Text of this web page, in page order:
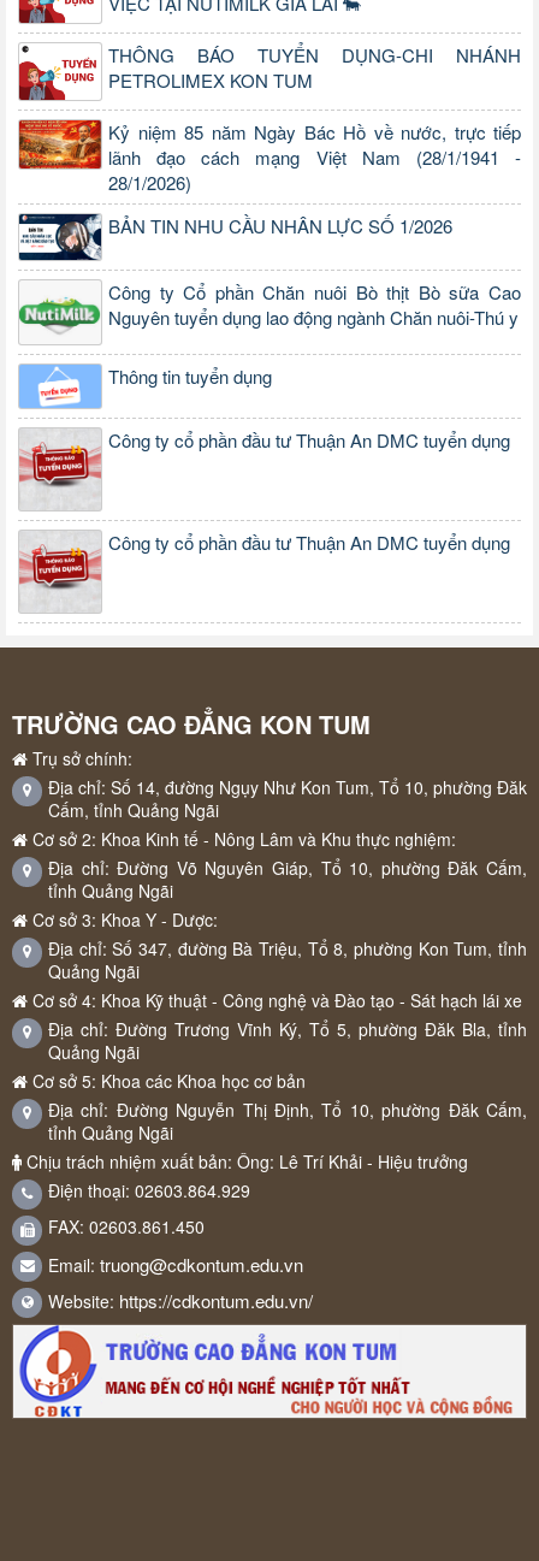
THÔNG BÁO TUYỂN DỤNG-CHI NHÁNH
PETROLIMEX KON TUM
Kỷ niệm 85 năm Ngày Bác Hồ về nước, trực tiếp
lãnh đạo cách mạng Việt Nam (28/1/1941 -
28/1/2026)
BẢN TIN NHU CẦU NHÂN LỰC SỐ 1/2026
Công ty Cổ phần Chăn nuôi Bò thịt Bò sữa Cao
Nguyên tuyển dụng lao động ngành Chăn nuôi-Thú y
Thông tin tuyển dụng
Công ty cổ phần đầu tư Thuận An DMC tuyển dụng
Công ty cổ phần đầu tư Thuận An DMC tuyển dụng
TRƯỜNG CAO ĐẲNG KON TUM
Trụ sở chính:
Địa chỉ: Số 14, đường Ngụy Như Kon Tum, Tổ 10, phường Đăk
Cấm, tỉnh Quảng Ngãi
Cơ sở 2: Khoa Kinh tế - Nông Lâm và Khu thực nghiệm:
Địa chỉ: Đường Võ Nguyên Giáp, Tổ 10, phường Đăk Cấm,
tỉnh Quảng Ngãi
Cơ sở 3: Khoa Y - Dược:
Địa chỉ: Số 347, đường Bà Triệu, Tổ 8, phường Kon Tum, tỉnh
Quảng Ngãi
Cơ sở 4: Khoa Kỹ thuật - Công nghệ và Đào tạo - Sát hạch lái xe
Địa chỉ: Đường Trương Vĩnh Ký, Tổ 5, phường Đăk Bla, tỉnh
Quảng Ngãi
Cơ sở 5: Khoa các Khoa học cơ bản
Địa chỉ: Đường Nguyễn Thị Định, Tổ 10, phường Đăk Cấm,
tỉnh Quảng Ngãi
Chịu trách nhiệm xuất bản: Ông: Lê Trí Khải - Hiệu trưởng
Điện thoại: 02603.864.929
FAX: 02603.861.450
Email: truong@cdkontum.edu.vn
Website: https://cdkontum.edu.vn/